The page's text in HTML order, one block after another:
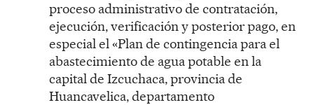
proceso administrativo de contratación,
ejecución, verificación y posterior pago, en
especial el «Plan de contingencia para el
abastecimiento de agua potable en la
capital de Izcuchaca, provincia de
Huancavelica, departamento